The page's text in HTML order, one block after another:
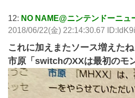
12: NO NAME@ニンテンドーニュ
2018/06/22(金) 22:14:30.67
これに加えまたソース増えたね
市原「switchのXXは最初のモ